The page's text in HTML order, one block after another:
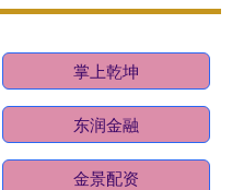
掌上乾坤
东润金融
金景配资